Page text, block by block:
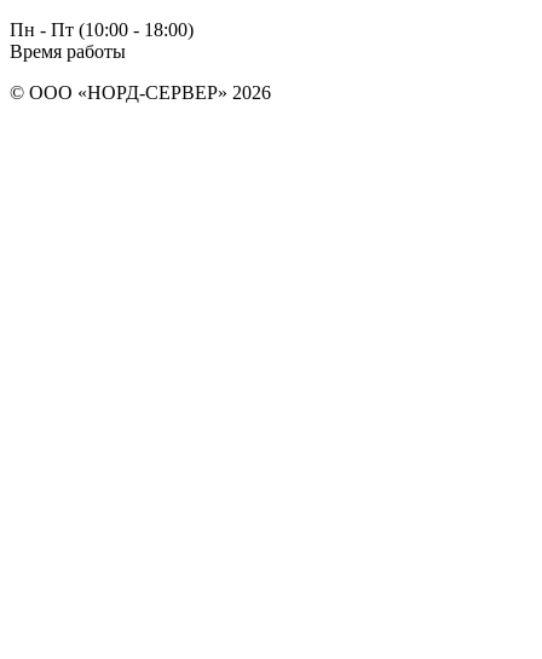
Пн - Пт (10:00 - 18:00)
Время работы
© ООО «НОРД-СЕРВЕР» 2026